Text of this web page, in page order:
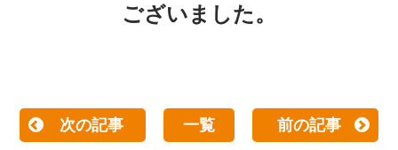
ございました。
次の記事 一覧 前の記事